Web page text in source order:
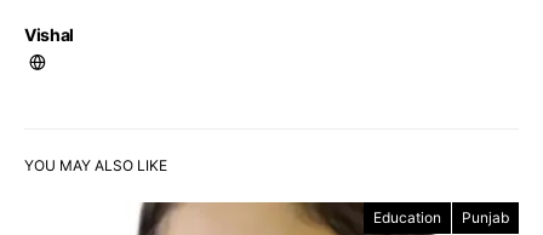
Vishal
YOU MAY ALSO LIKE
Education Punjab